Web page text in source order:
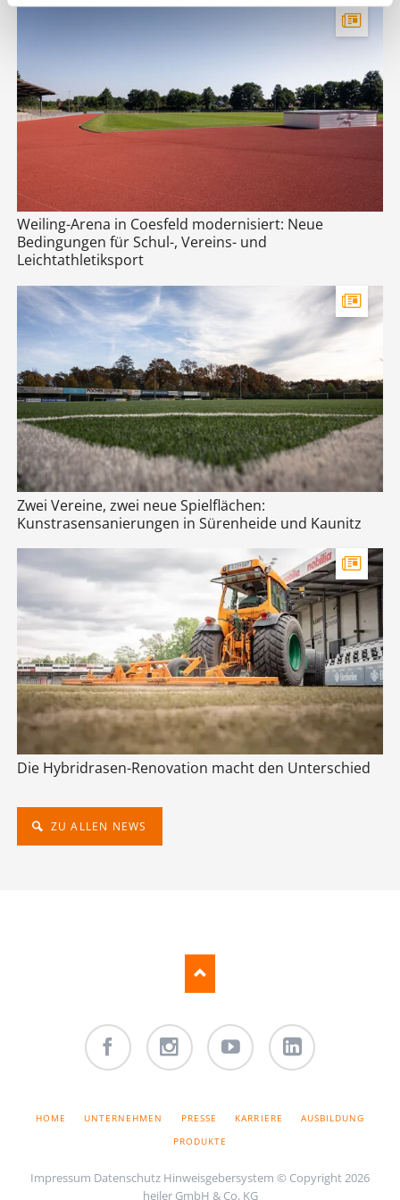
Weiling-Arena in Coesfeld modernisiert: Neue
Bedingungen für Schul-, Vereins- und
Leichtathletiksport
Zwei Vereine, zwei neue Spielflächen:
Kunstrasensanierungen in Sürenheide und Kaunitz
Die Hybridrasen-Renovation macht den Unterschied
ZU ALLEN NEWS
HOME UNTERNEHMEN PRESSE KARRIERE
AUSBILDUNG
PRODUKTE
Impressum Datenschutz Hinweisgebersystem © Copyright 2026
heiler GmbH & Co. KG